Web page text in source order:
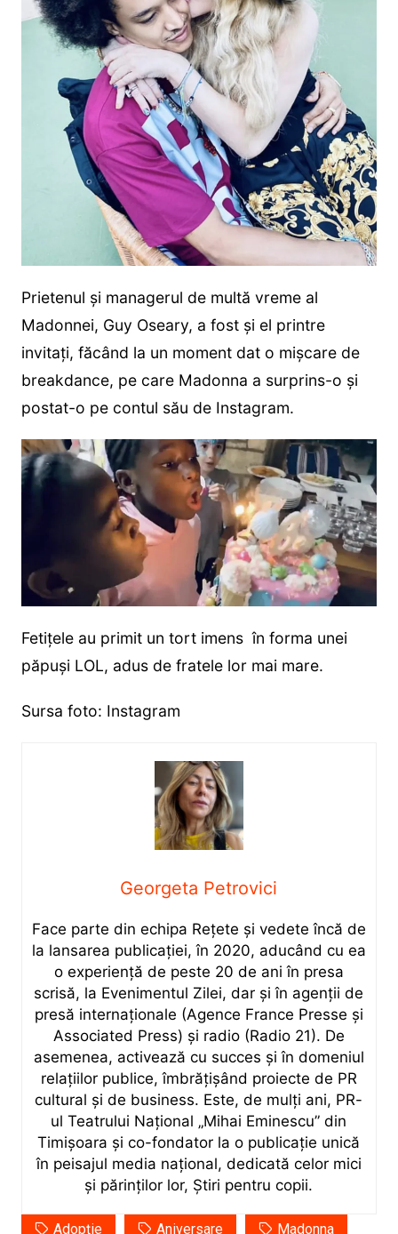
Prietenul și managerul de multă vreme al
Madonnei, Guy Oseary, a fost și el printre
invitați, făcând la un moment dat o mișcare de
breakdance, pe care Madonna a surprins-o și
postat-o pe contul său de Instagram.
Fetițele au primit un tort imens în forma unei
păpuși LOL, adus de fratele lor mai mare.
Sursa foto: Instagram
Georgeta Petrovici
Face parte din echipa Rețete și vedete încă de
la lansarea publicației, în 2020, aducând cu ea
o experiență de peste 20 de ani în presa
scrisă, la Evenimentul Zilei, dar și în agenții de
presă internaționale (Agence France Presse și
Associated Press) și radio (Radio 21). De
asemenea, activează cu succes și în domeniul
relațiilor publice, îmbrățișând proiecte de PR
cultural și de business. Este, de mulți ani, PR-
ul Teatrului Național „Mihai Eminescu” din
Timișoara și co-fondator la o publicație unică
în peisajul media național, dedicată celor mici
și părinților lor, Știri pentru copii.
Adopție Aniversare Madonna